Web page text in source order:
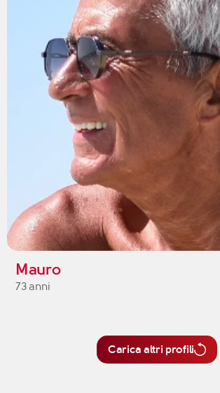
Mauro
73 anni
Carica altri profili